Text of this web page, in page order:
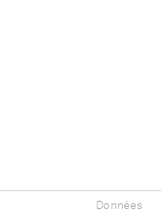
Données